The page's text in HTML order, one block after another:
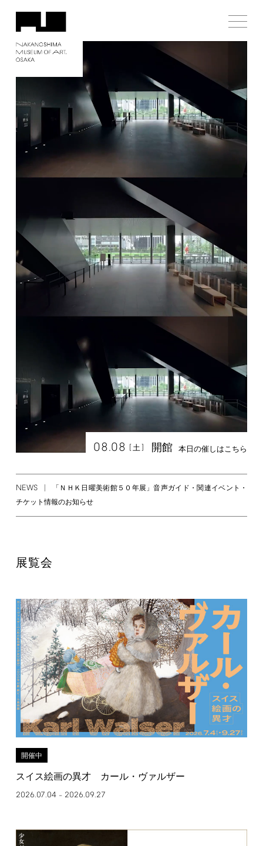
08.08 [土] 開館 本日の催しはこちら
NEWS
「ＮＨＫ日曜美術館５０年展」音声ガイド・関連イベント・
チケット情報のお知らせ
展覧会
開催中
スイス絵画の異才 カール・ヴァルザー
2026.07.04– 2026.09.27